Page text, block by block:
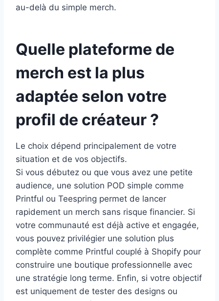
au-delà du simple merch.
Quelle plateforme de
merch est la plus
adaptée selon votre
profil de créateur ?
Le choix dépend principalement de votre
situation et de vos objectifs.
Si vous débutez ou que vous avez une petite
audience, une solution POD simple comme
Printful ou Teespring permet de lancer
rapidement un merch sans risque financier. Si
votre communauté est déjà active et engagée,
vous pouvez privilégier une solution plus
complète comme Printful couplé à Shopify pour
construire une boutique professionnelle avec
une stratégie long terme. Enfin, si votre objectif
est uniquement de tester des designs ou